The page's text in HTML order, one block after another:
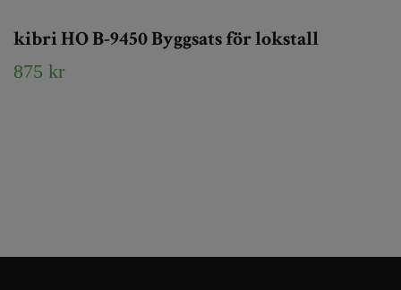
kibri HO B-9450 Byggsats för lokstall
875 kr